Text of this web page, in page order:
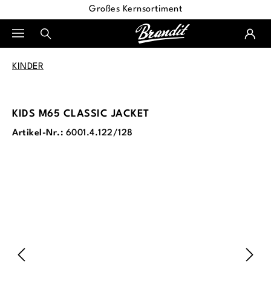
Großes Kernsortiment
KINDER
KIDS M65 CLASSIC JACKET
Artikel-Nr.: 6001.4.122/128